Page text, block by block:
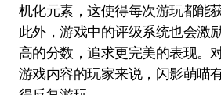
机化元素，这使得每次游玩都能
此外，游戏中的评级系统也会激
高的分数，追求更完美的表现。
游戏内容的玩家来说，闪影萌喵